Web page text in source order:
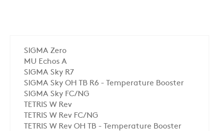
SIGMA Zero
MU Echos A
SIGMA Sky R7
SIGMA Sky OH TB R6 - Temperature Booster
SIGMA Sky FC/NG
TETRIS W Rev
TETRIS W Rev FC/NG
TETRIS W Rev OH TB - Temperature Booster